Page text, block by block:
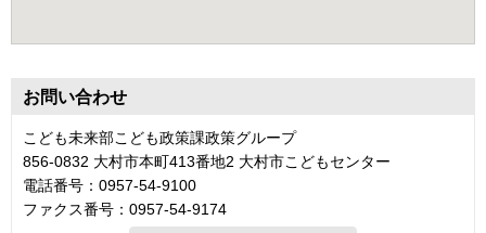
お問い合わせ
こども未来部こども政策課政策グループ
856-0832 大村市本町413番地2 大村市こどもセンター
電話番号：0957-54-9100
ファクス番号：0957-54-9174